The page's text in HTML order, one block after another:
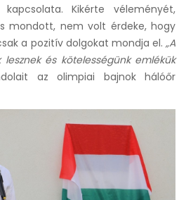
Kikérte véleményét,
mondott, nem volt érdeke, hogy
a pozitív dolgokat mondja el. „A
és kötelességünk emlékük
az olimpiai bajnok hálóőr